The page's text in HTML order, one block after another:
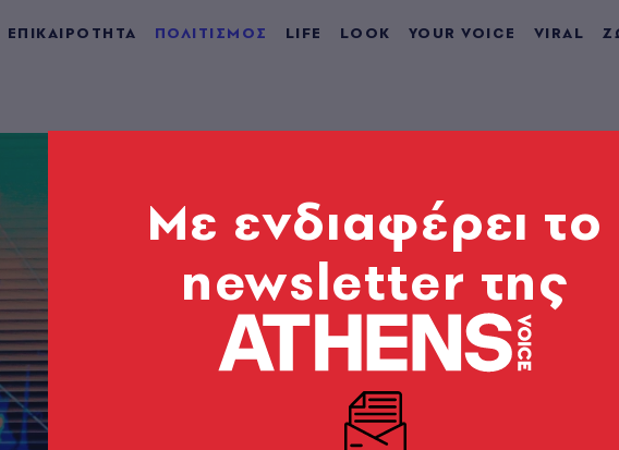
ΕΠΙΚΑΙΡΟΤΗΤΑ ΠΟΛΙΤΙΣΜΟΣ LIFE LOOK YOUR VOICE VIRAL
Mε ενδιαφέρει το
newsletter της